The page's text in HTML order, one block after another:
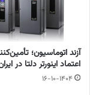
آزند اتوماسیون؛
اعتماد اینورتر دلتا در
۱۶-۱۰-۱۴۰۴